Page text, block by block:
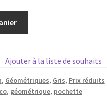
:
€.
est :
10,00 €.
Ajouter à la liste de souhaits
, Géométriques, Gris, Prix réduits
, géométrique, pochette